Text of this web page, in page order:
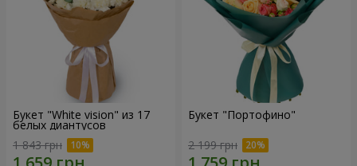
Букет "White vision" из 17
белых диантусов
1 843 грн
Букет "Портофино"
2 199 грн